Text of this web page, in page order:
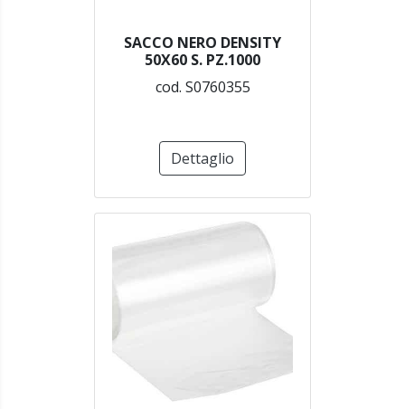
SACCO NERO DENSITY
50X60 S. PZ.1000
cod. S0760355
Dettaglio